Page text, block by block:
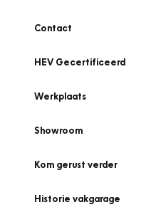
Contact
HEV Gecertificeerd
Werkplaats
Showroom
Kom gerust verder
Historie vakgarage